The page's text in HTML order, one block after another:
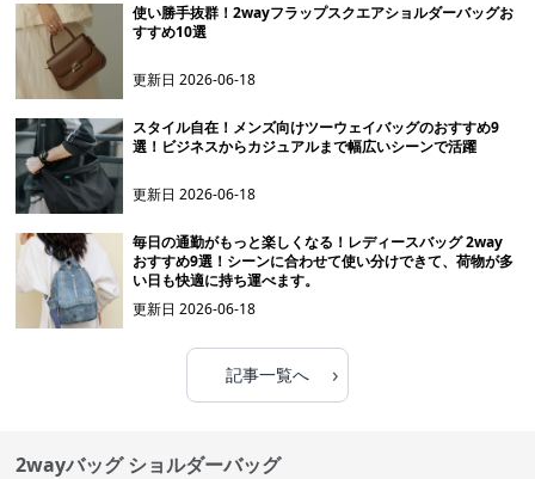
使い勝手抜群！2wayフラップスクエアショルダーバッグお
すすめ10選
更新日2026-06-18
スタイル自在！メンズ向けツーウェイバッグのおすすめ9
選！ビジネスからカジュアルまで幅広いシーンで活躍
更新日2026-06-18
毎日の通勤がもっと楽しくなる！レディースバッグ 2way
おすすめ9選！シーンに合わせて使い分けできて、荷物が多
い日も快適に持ち運べます。
更新日2026-06-18
記事一覧へ ›
2wayバッグ ショルダーバッグ